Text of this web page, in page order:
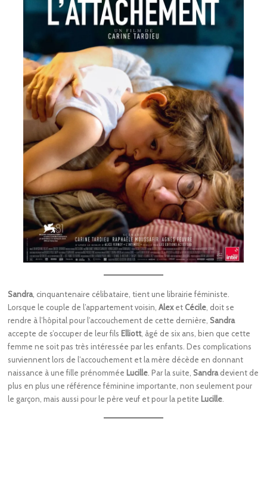
Sandra, cinquantenaire célibataire, tient une librairie féministe.
Lorsque le couple de l’appartement voisin,Alexet Cécile , doit se
rendre à l’hôpital pour l’accouchement de cette dernière, Sandra
accepte de s’occuper de leur fils Elliott, âgé de six ans, bien que cette
femme ne soit pas très intéressée par les enfants. Des complications
surviennent lors de l’accouchement et la mère décède en donnant
naissance à une fille prénommée Lucille . Par la suite, Sandradevient de
plus en plus une référence féminine importante, non seulement pour
le garçon, mais aussi pour le père veuf et pour la petite Lucille